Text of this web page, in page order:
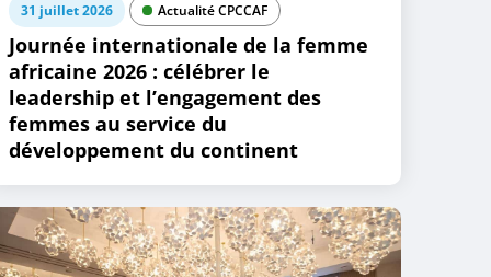
31 juillet 2026 Actualité CPCCAF
Journée internationale de la femme
africaine 2026 : célébrer le
leadership et l’engagement des
femmes au service du
développement du continent